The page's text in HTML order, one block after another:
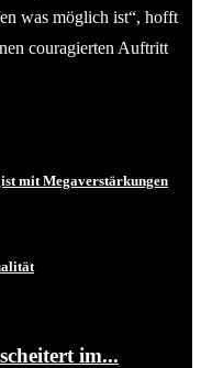
was möglich ist“, hofft
couragierten Auftritt
mit Megaverstärkungen
im...